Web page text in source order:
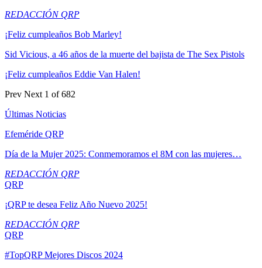
REDACCIÓN QRP
¡Feliz cumpleaños Bob Marley!
Sid Vicious, a 46 años de la muerte del bajista de The Sex Pistols
¡Feliz cumpleaños Eddie Van Halen!
Prev Next 1 of 682
Últimas Noticias
Efeméride QRP
Día de la Mujer 2025: Conmemoramos el 8M con las mujeres…
REDACCIÓN QRP
QRP
¡QRP te desea Feliz Año Nuevo 2025!
REDACCIÓN QRP
QRP
#TopQRP Mejores Discos 2024